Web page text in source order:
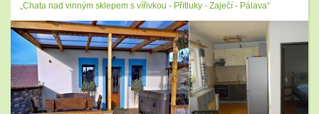
„Chata nad vinným sklepem s vířivkou - Přítluky - Zaječí - Pálava“